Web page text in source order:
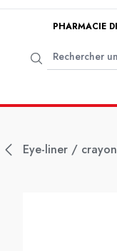
PHARMACIE
Eye-liner /